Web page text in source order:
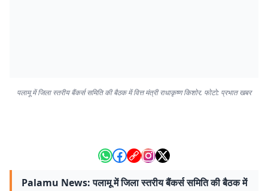
पलामू में जिला स्तरीय बैंकर्स समिति की बैठक में वित्त मंत्री राधाकृष्ण किशोर. फोटो: प्रभात खबर
Palamu News: पलामू में जिला स्तरीय बैंकर्स समिति की बैठक में